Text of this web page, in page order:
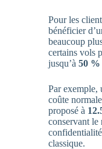
Pour les
bénéficier
beaucoup
certains vols
jusqu’à 50 %
Par exemple,
coûte
proposé à
conservant le
classique.